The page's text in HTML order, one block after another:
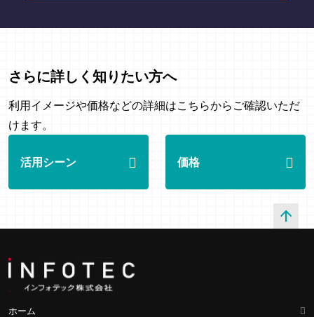
さらに詳しく知りたい方へ
利用イメージや価格などの詳細はこちらからご確認いただ
けます。
活用シーン 価格
arrow_upward
ホーム